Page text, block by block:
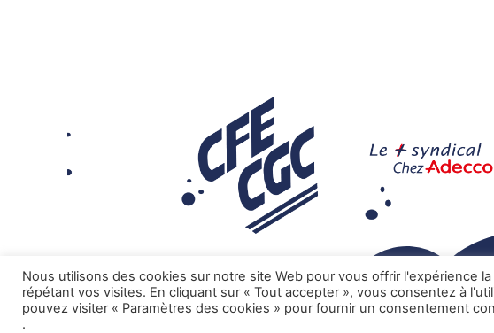
Nous utilisons des cookies sur notre site Web pour vous offrir l'expérience
répétant vos visites. En cliquant sur « Tout accepter », vous consentez à
pouvez visiter « Paramètres des cookies » pour fournir un consentement
.